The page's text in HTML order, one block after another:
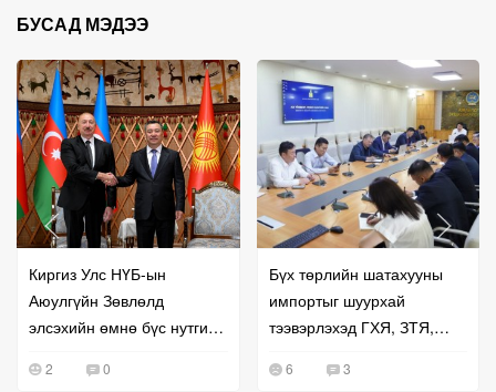
БУСАД МЭДЭЭ
Киргиз Улс НҮБ-ын
Аюулгүйн Зөвлөлд
элсэхийн өмнө бүс нутгийн
эрчимжүүллээ
2 0
Бүх төрлийн шатахууны
импортыг шуурхай
тээвэрлэхэд ГХЯ, ЗТЯ,
6 3